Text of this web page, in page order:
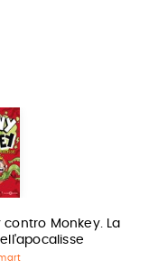
contro Monkey. La